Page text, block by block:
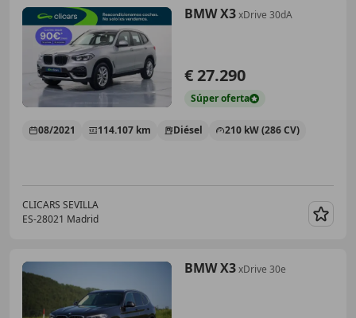
BMW X3xDrive 30dA
€ 27.290
Súperoferta
08/2021 114.107 km Diésel 210 kW (286 CV)
CLICARS SEVILLA
ES-28021 Madrid
BMW X3xDrive 30e